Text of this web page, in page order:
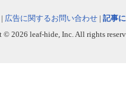
| 広告に関するお問い合わせ | 記事
© 2026 leaf-hide, Inc. All rights